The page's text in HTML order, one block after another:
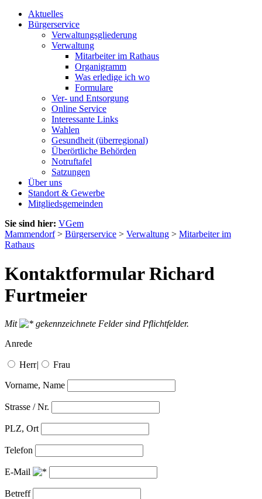
Aktuelles
Bürgerservice
Verwaltungsgliederung
Verwaltung
Mitarbeiter im Rathaus
Organigramm
Was erledige ich wo
Formulare
Ver- und Entsorgung
Online Service
Interessante Links
Wahlen
Gesundheit (überregional)
Überörtliche Behörden
Notruftafel
Satzungen
Über uns
Standort & Gewerbe
Mitgliedsgemeinden
Sie sind hier: VGem
Mammendorf> Bürgerservice > Verwaltung > Mitarbeiter im
Rathaus
Kontaktformular Richard
Furtmeier
Mit
gekennzeichnete Felder sind Pflichtfelder.
Anrede
Herr| Frau
Vorname, Name
Strasse / Nr.
PLZ, Ort
Telefon
E-Mail
Betreff